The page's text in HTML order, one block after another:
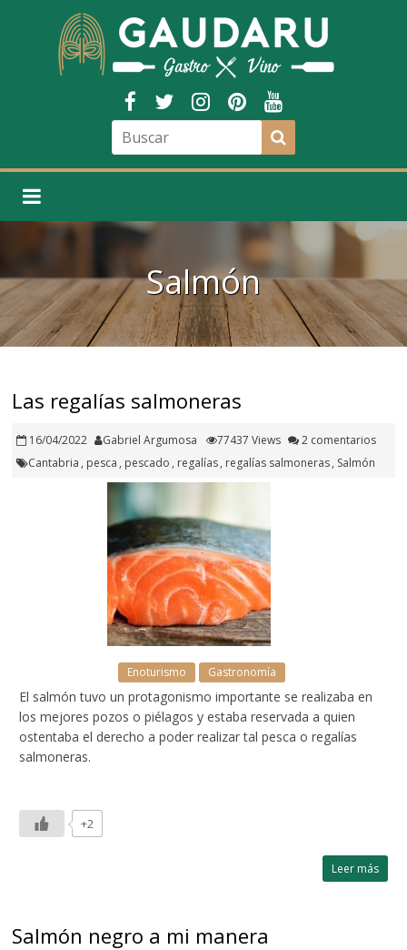
Salmón
Las regalías salmoneras
16/04/2022 Gabriel Argumosa 77437 Views
2 comentarios
Cantabria , pesca , pescado , regalías, regalías salmoneras, Salmón
Enoturismo Gastronomía
El salmón tuvo un protagonismo importante se realizaba en
los mejores pozos o piélagos y estaba reservada a quien
ostentaba el derecho a poder realizar tal pesca o regalías
salmoneras.
+2
Leer más
Salmón negro a mi manera